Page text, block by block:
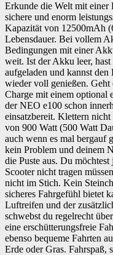
Erkunde die Welt mit
sichere und enorm
Kapazität von 12500mAh
Lebensdauer. Bei vollem
Bedingungen mit einer
weit. Ist der Akku leer,
aufgeladen und kannst
wieder voll genießen.
Charge mit einem optional
der NEO e100 schon
einsatzbereit. Klettern
von 900 Watt (500 Watt
auch wenn es mal bergauf
kein Problem und deinem
die Puste aus. Du
Scooter nicht tragen
nicht im Stich. Kein
sicheres Fahrgefühl bietet
Luftreifen und der
schwebst du regelrecht
eine erschütterungsfreie
ebenso bequeme Fahrten
Erde oder Gras. Fahrspaß,